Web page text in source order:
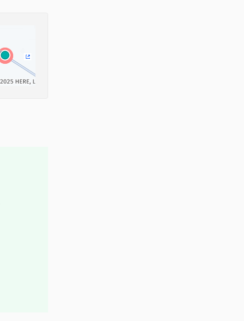
(Ulkoinen linkki)